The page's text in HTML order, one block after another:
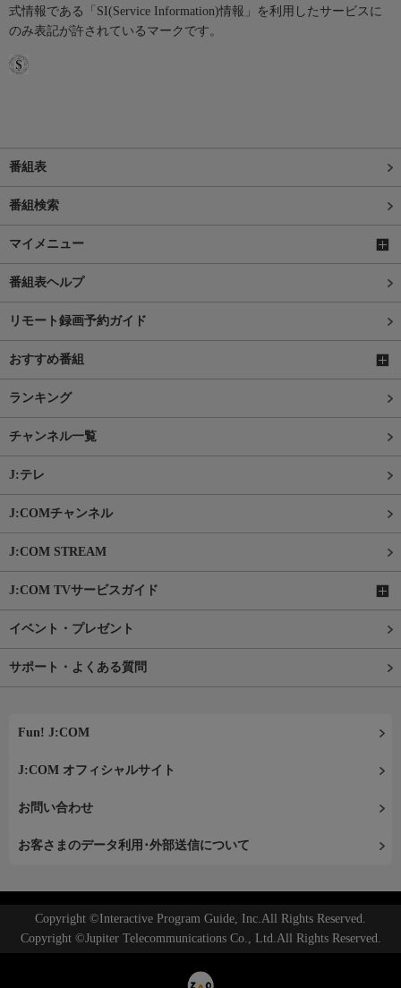
式情報である「SI(Service Information)情報」を利用したサービスに
のみ表記が許されているマークです。
番組表
番組検索
マイメニュー
番組表ヘルプ
リモート録画予約ガイド
おすすめ番組
ランキング
チャンネル一覧
J:テレ
J:COMチャンネル
J:COM STREAM
J:COM TVサービスガイド
イベント・プレゼント
サポート・よくある質問
Fun! J:COM
J:COM オフィシャルサイト
お問い合わせ
お客さまのデータ利用･外部送信について
Copyright ©Interactive Program Guide, Inc.All Rights Reserved.
Copyright ©Jupiter Telecommunications Co., Ltd.All Rights Reserved.